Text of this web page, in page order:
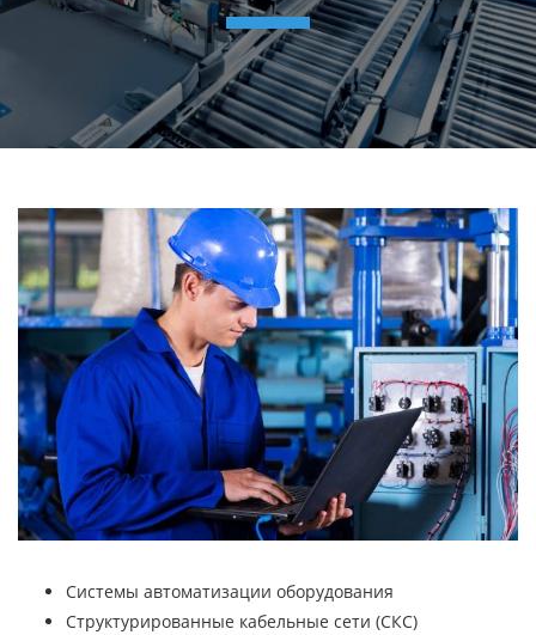
Системы автоматизации оборудования
Структурированные кабельные сети (СКС)